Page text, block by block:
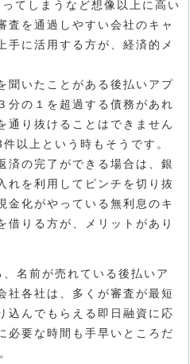
てしまうなど想像以上に高い
査を通過しやすい会社のキャ
手に活用する方が、経済的メ
聞いたことがある後払いアプ
分の１を超過する債務があれ
通り抜けることはできません
以上という時もそうです。
済の完了ができる場合は、銀
れを利用してピンチを切り抜
金化がやっている無利息のキ
借りる方が、メリットがあり
名前が売れている後払いア
社各社は、多くが審査が最短
込んでもらえる即日融資に応
必要な時間も手早いところだ